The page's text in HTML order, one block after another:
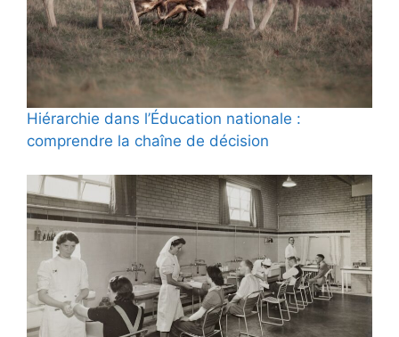
Hiérarchie dans l’Éducation nationale :
comprendre la chaîne de décision